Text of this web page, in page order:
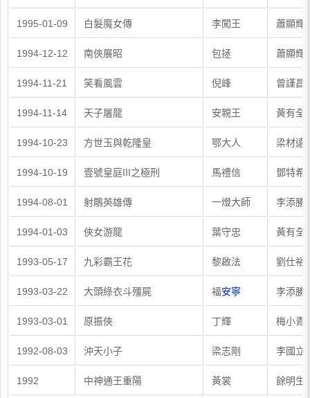
1995-01-09 白髮魔女傳 李闖王 蕭顯輝
1994-12-12 南俠展昭 包拯 蕭顯輝
1994-11-21 笑看風雲 倪峰 曾謹昌
1994-11-14 天子屠龍 安親王 黃有全
1994-10-23 方世玉與乾隆皇 鄂大人 梁材遠
1994-10-19 壹號皇庭III之極刑 馬禮信 鄧特希
1994-08-01 射鵰英雄傳 一燈大師 李添勝
1994-01-03 俠女游龍 葉守忠 黃有全
1993-05-17 九彩霸王花 黎啟法 劉仕裕
1993-03-22 大頭綠衣斗殭屍 福安寧 李添勝
1993-03-01 原振俠 丁輝 梅小青
1992-08-03 沖天小子 梁志剛 李國立
1992 中神通王重陽 黃裳 餘明生